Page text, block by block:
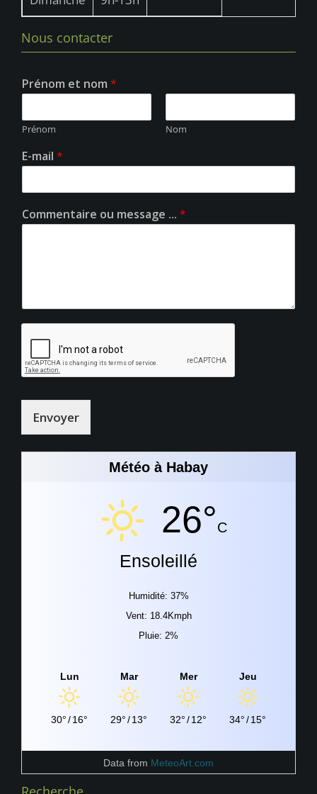
Nous contacter
Prénom et nom *
Prénom Nom
E-mail *
Commentaire ou message ... *
Envoyer
Météo à Habay
26°C
Ensoleillé
Humidité: 37%
Vent: 18.4Kmph
Pluie: 2%
Lun
30°/16°
Mar
29°/13°
Mer
32°/12°
Jeu
34°/15°
Data from MeteoArt.com